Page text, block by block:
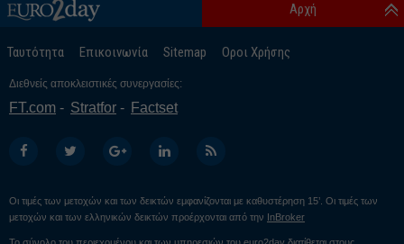
Ταυτότητα Επικοινωνία Sitemap Οροι Χρήσης
Αρχή
Διεθνείς αποκλειστικές συνεργασίες:
FT.com Stratfor Factset
Οι τιμές των μετοχών και των δεικτών εμφανίζονται με καθυστέρηση 15’. Οι τιμές των
μετοχών και των ελληνικών δεικτών προέρχονται από την InBroker